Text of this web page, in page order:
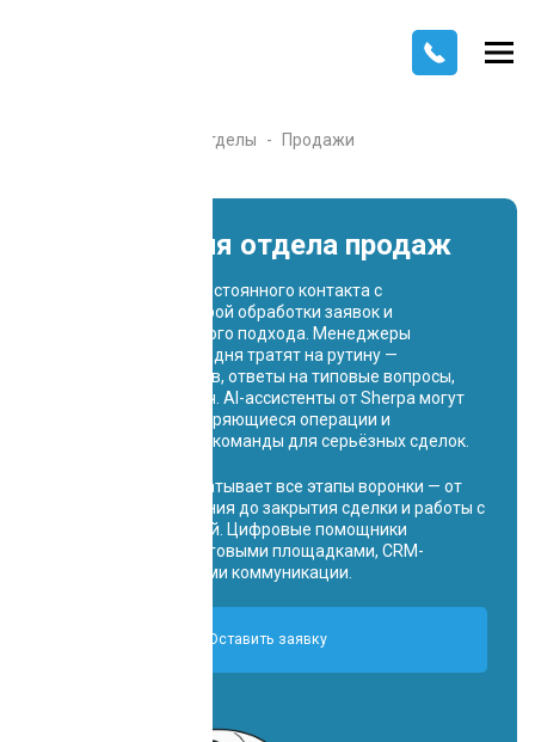
Отделы Продажи
ИИ-боты для отдела продаж
Продажи требуют постоянного контакта с
покупателями, быстрой обработки заявок и
персонализированного подхода. Менеджеры
значительную часть дня тратят на рутину —
квалификацию лидов, ответы на типовые вопросы,
согласование встреч. AI-ассистенты от Sherpa могут
обрабатывать повторяющиеся операции и
освобождать время команды для серьёзных сделок.
Автоматизация охватывает все этапы воронки — от
привлечения внимания до закрытия сделки и работы с
существующей базой. Цифровые помощники
интегрируются с торговыми площадками, CRM-
системами и каналами коммуникации.
Оставить заявку